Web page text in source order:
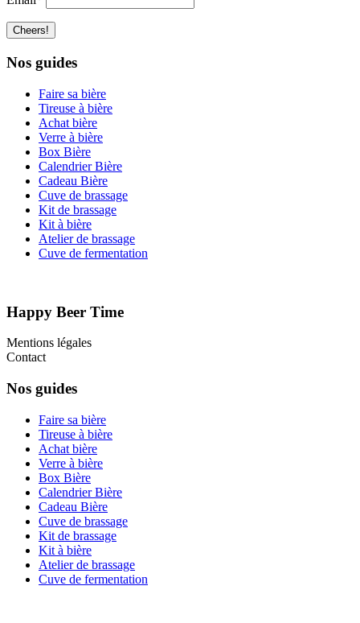
Nos guides
Faire sa bière
Tireuse à bière
Achat bière
Verre à bière
Box Bière
Calendrier Bière
Cadeau Bière
Cuve de brassage
Kit de brassage
Kit à bière
Atelier de brassage
Cuve de fermentation
Happy Beer Time
Mentions légales
Contact
Nos guides
Faire sa bière
Tireuse à bière
Achat bière
Verre à bière
Box Bière
Calendrier Bière
Cadeau Bière
Cuve de brassage
Kit de brassage
Kit à bière
Atelier de brassage
Cuve de fermentation